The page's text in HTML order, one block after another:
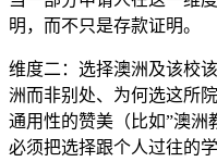
明，而不只是存款证明。
维度二：选择澳洲及该校
洲而非别处、为何选这所
通用性的赞美（比如”澳洲
必须把选择跟个人过往的